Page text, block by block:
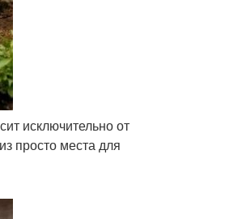
исключительно от
просто места для